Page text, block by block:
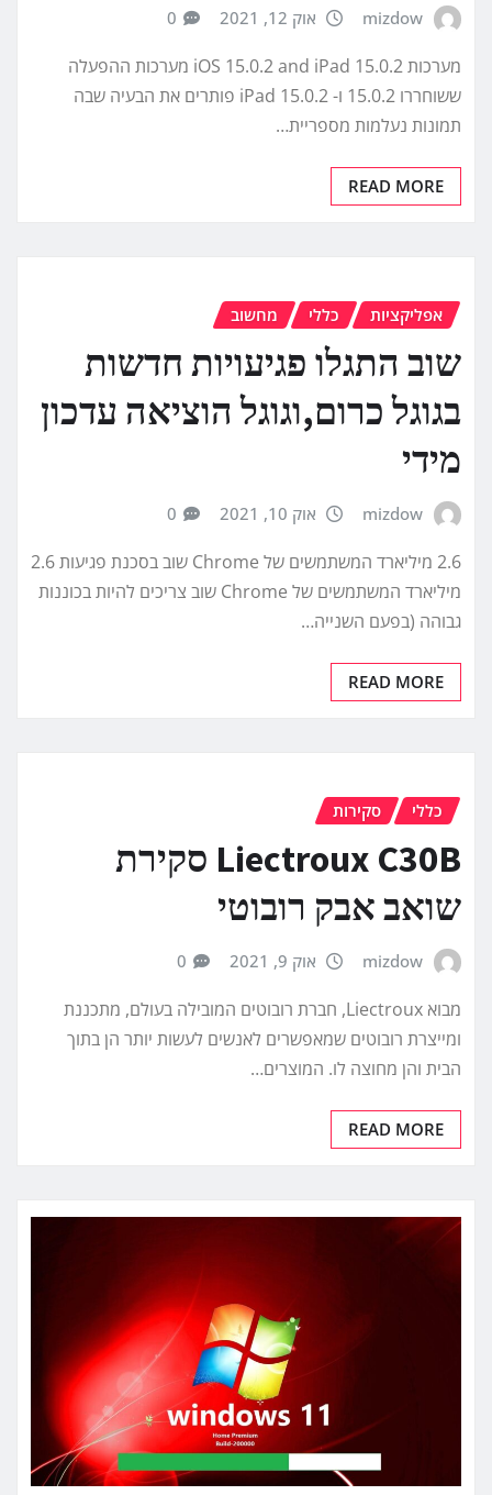
mizdow אוק 12, 2021 0
מערכות iOS 15.0.2 and iPad 15.0.2 מערכות ההפעלה
ששוחררו 15.0.2 ו- iPad 15.0.2 פותרים את הבעיה שבה
תמונות נעלמות מספריית…
READ MORE
אפליקציות כללי מחשוב
שוב התגלו פגיעויות חדשות
בגוגל כרום,וגוגל הוציאה עדכון
מידי
mizdow אוק 10, 2021 0
2.6 מיליארד המשתמשים של Chrome שוב בסכנת פגיעות 2.6
מיליארד המשתמשים של Chrome שוב צריכים להיות בכוננות
גבוהה (בפעם השנייה…
READ MORE
כללי סקירות
Liectroux C30B סקירת
שואב אבק רובוטי
mizdow אוק 9, 2021 0
מבוא Liectroux, חברת רובוטים המובילה בעולם, מתכננת
ומייצרת רובוטים שמאפשרים לאנשים לעשות יותר הן בתוך
הבית והן מחוצה לו. המוצרים…
READ MORE